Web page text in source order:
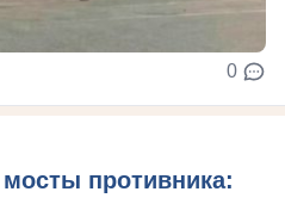
0
противника: